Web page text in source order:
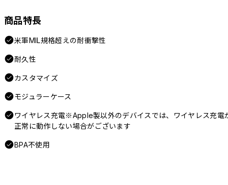
商品特長
米軍MIL規格超えの耐衝撃性
耐久性
カスタマイズ
モジュラーケース
ワイヤレス充電※Apple製以外のデバイスでは、ワイヤレス充電
正常に動作しない場合がございます
BPA不使用